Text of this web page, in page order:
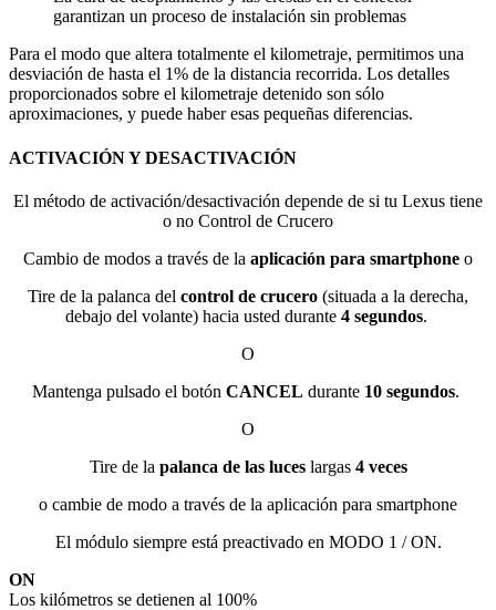
garantizan un proceso de instalación sin problemas
Para el modo que altera totalmente el kilometraje, permitimos una
desviación de hasta el 1% de la distancia recorrida. Los detalles
proporcionados sobre el kilometraje detenido son sólo
aproximaciones, y puede haber esas pequeñas diferencias.
ACTIVACIÓN Y DESACTIVACIÓN
El método de activación/desactivación depende de si tu Lexus tiene
o no Control de Crucero
Cambio de modos a través de la aplicación para smartphone o
Tire de la palanca del control de crucero (situada a la derecha,
debajo del volante) hacia usted durante 4 segundos.
O
Mantenga pulsado el botón CANCEL durante 10 segundos.
O
Tire de la palanca de las luceslargas 4 veces
o cambie de modo a través de la aplicación para smartphone
El módulo siempre está preactivado en MODO 1 / ON.
ON
Los kilómetros se detienen al 100%